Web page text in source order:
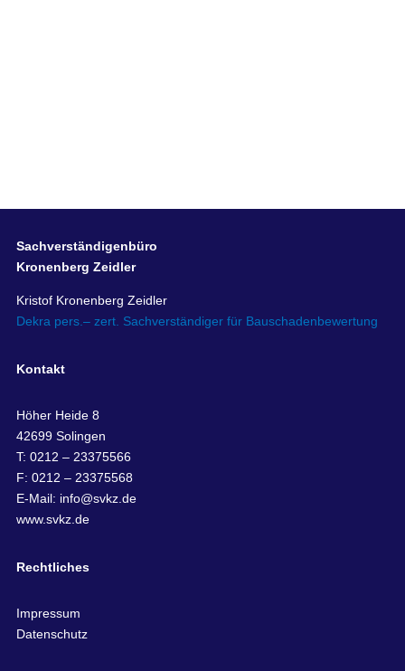
Sachverständigenbüro
Kronenberg Zeidler
Kristof Kronenberg Zeidler
Dekra pers.– zert. Sachverständiger für Bauschadenbewertung
Kontakt
Höher Heide 8
42699 Solingen
T: 0212 – 23375566
F: 0212 – 23375568
E-Mail: info@svkz.de
www.svkz.de
Rechtliches
Impressum
Datenschutz